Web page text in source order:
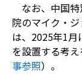
なお、中国
院のマイク・
は、2025年1月
を設置する考
事参照）。